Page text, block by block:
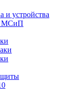
и устройства
МСиП